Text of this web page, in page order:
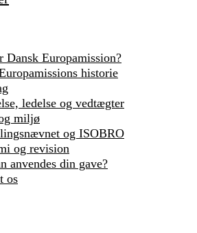
Dansk Europamission?
historie
ledelse og vedtægter
miljø
og ISOBRO
og revision
anvendes din gave?
os